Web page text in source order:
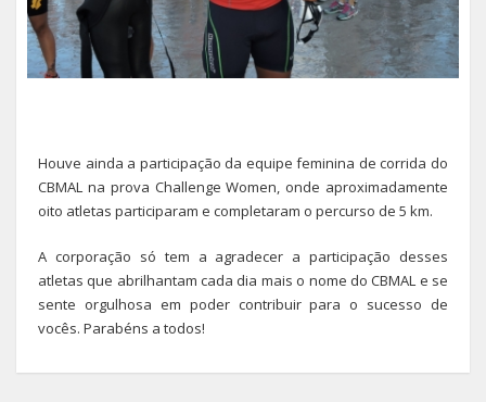
Houve ainda a participação da equipe feminina de corrida do
CBMAL na prova Challenge Women, onde aproximadamente
oito atletas participaram e completaram o percurso de 5 km.
A corporação só tem a agradecer a participação desses
atletas que abrilhantam cada dia mais o nome do CBMAL e se
sente orgulhosa em poder contribuir para o sucesso de
vocês. Parabéns a todos!